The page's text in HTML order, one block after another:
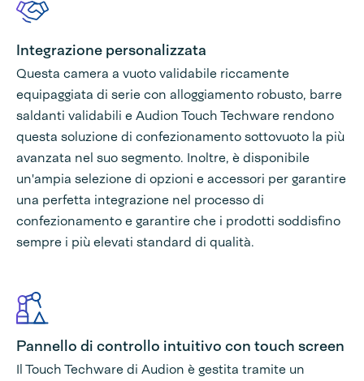
Integrazione personalizzata
Questa camera a vuoto validabile riccamente
equipaggiata di serie con alloggiamento robusto, barre
saldanti validabili e Audion Touch Techware rendono
questa soluzione di confezionamento sottovuoto la più
avanzata nel suo segmento. Inoltre, è disponibile
un'ampia selezione di opzioni e accessori per garantire
una perfetta integrazione nel processo di
confezionamento e garantire che i prodotti soddisfino
sempre i più elevati standard di qualità.
Pannello di controllo intuitivo con touch screen
Il Touch Techware di Audion è gestita tramite un